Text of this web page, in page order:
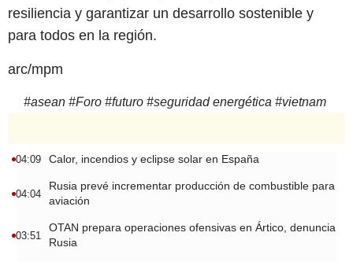
resiliencia y garantizar un desarrollo sostenible y
para todos en la región.
arc/mpm
#asean #Foro #futuro #seguridad energética #vietnam
04:09 Calor, incendios y eclipse solar en España
04:04
Rusia prevé incrementar producción de combustible para
aviación
03:51
OTAN prepara operaciones ofensivas en Ártico, denuncia
Rusia